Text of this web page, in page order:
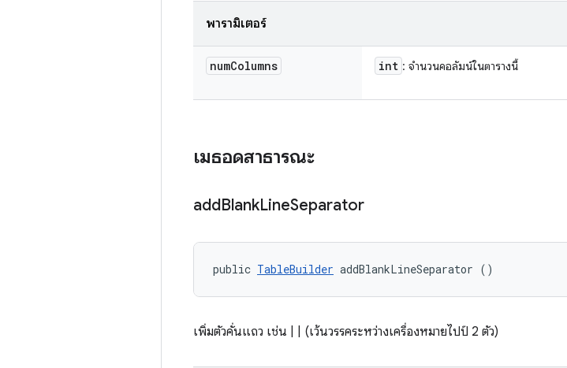
พารามิเตอร์
numColumns int : จํานวนคอลัมน์ในตารางนี้
เมธอดสาธารณะ
addBlankLineSeparator
public TableBuilder addBlankLineSeparator ()
เพิ่มตัวคั่นแถว เช่น | | (เว้นวรรคระหว่างเครื่องหมายไปป์ 2 ตัว)